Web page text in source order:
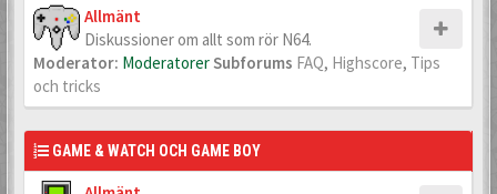
Allmänt
Diskussioner om allt som rör N64.
Moderator: ModeratorerSubforums FAQ, Highscore, Tips
och tricks
GAME & WATCH OCH GAME BOY